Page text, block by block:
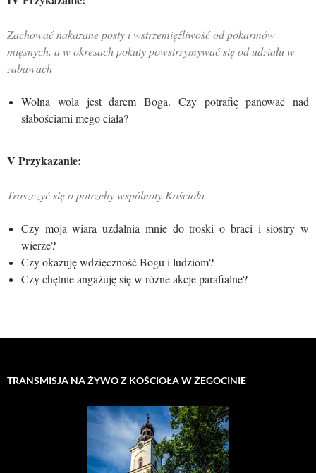
Zachować nakazane posty i wstrzemięźliwość od pokarmów
mięsnych, a w okresach pokuty powstrzymywać się od udziału w
zabawach
Wolna wola jest darem Boga. Czy potrafię panować nad
słabościami mego ciała?
V Przykazanie:
Troszczyć się o potrzeby wspólnoty Kościoła
Czy moja wiara uzdalnia mnie do troski o braci i siostry w
wierze?
Czy okazuję wdzięczność Bogu i ludziom?
Czy chętnie angażuję się w różne akcje parafialne?
TRANSMISJA NA ŻYWO Z KOŚCIOŁA W ŻEGOCINIE